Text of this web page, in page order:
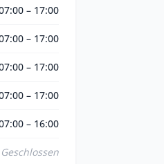
– 17:00
– 17:00
– 17:00
– 17:00
– 16:00
Geschlossen